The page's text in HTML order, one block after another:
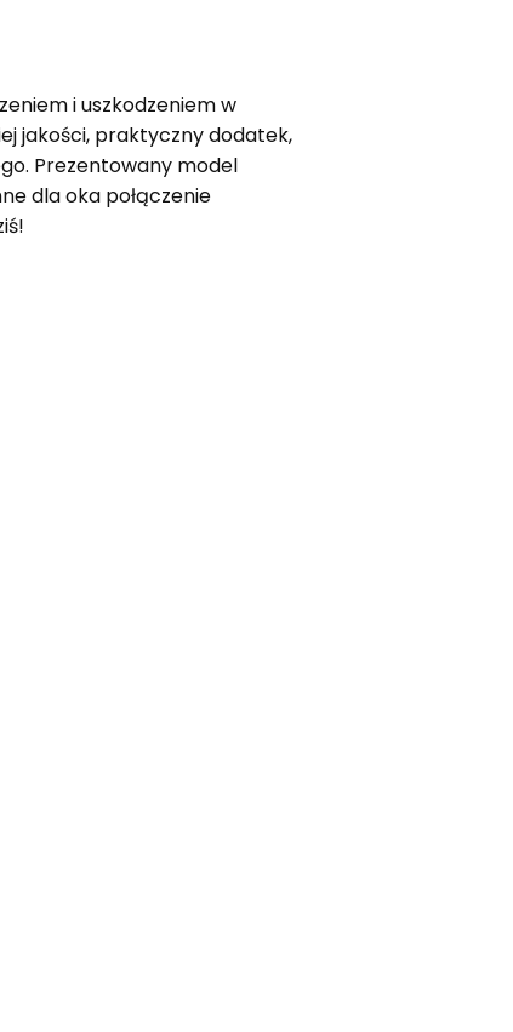
i uszkodzeniem w
jakości, praktyczny dodatek,
Prezentowany model
dla oka połączenie